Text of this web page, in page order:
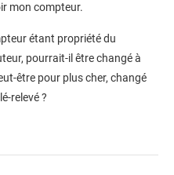
mon compteur.
étant propriété du
pourrait-il être changé à
être pour plus cher, changé
relevé ?